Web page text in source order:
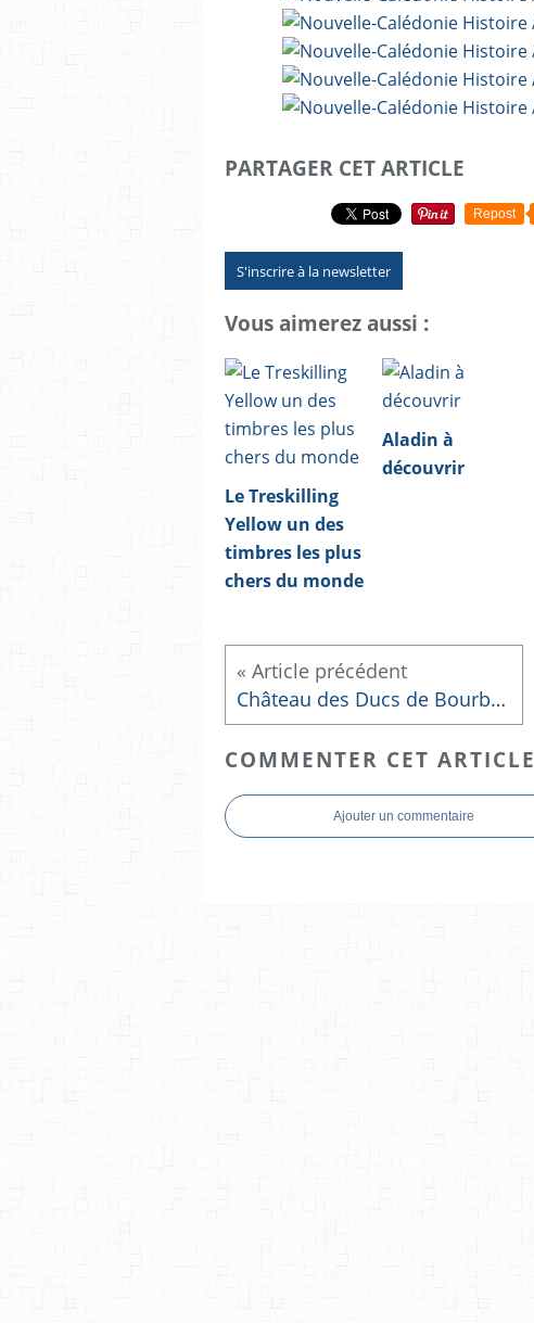
PARTAGER CET ARTICLE
Repost
S'inscrire à la newsletter
Vous aimerez aussi :
Le Treskilling
Yellow un des
timbres les plus
chers du monde
Aladin à
découvrir
Château des Ducs de Bourbon à Montluçon
COMMENTER CET ARTICLE
Ajouter un commentaire